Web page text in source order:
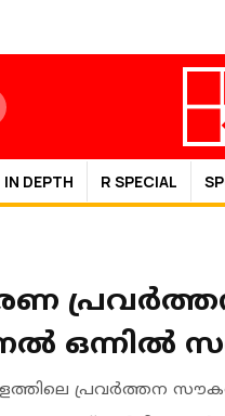
IN DEPTH R SPECIAL
ഒന്നില്‍
പ്രവര്‍ത്തന